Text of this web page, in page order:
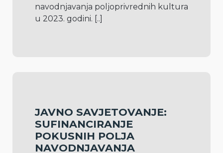
navodnjavanja poljoprivrednih kultura
u 2023. godini. [..]
JAVNO SAVJETOVANJE:
SUFINANCIRANJE
POKUSNIH POLJA
NAVODNJAVANJA